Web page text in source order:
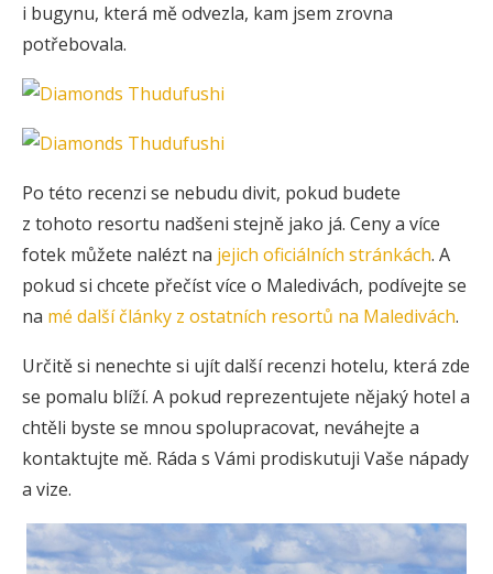
i bugynu, která mě odvezla, kam jsem zrovna
potřebovala.
Po této recenzi se nebudu divit, pokud budete
z tohoto resortu nadšeni stejně jako já. Ceny a více
fotek můžete nalézt na jejich oficiálních stránkách. A
pokud si chcete přečíst více o Maledivách, podívejte se
na mé další články z ostatních resortů na Maledivách.
Určitě si nenechte si ujít další recenzi hotelu, která zde
se pomalu blíží. A pokud reprezentujete nějaký hotel a
chtěli byste se mnou spolupracovat, neváhejte a
kontaktujte mě. Ráda s Vámi prodiskutuji Vaše nápady
a vize.